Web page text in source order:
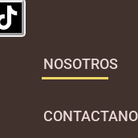
NOSOTROS